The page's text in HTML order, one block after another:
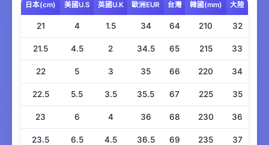
日本(cm) 美國U.S 英國U.K 歐洲EUR 台灣 韓國(mm) 大陸
21 4 1.5 34 64 210 32
21.5 4.5 2 34.5 65 215 33
22 5 3 35 66 220 34
22.5 5.5 3.5 35.5 67 225 35
23 6 4 36 68 230 36
23.5 6.5 4.5 36.5 69 235 37